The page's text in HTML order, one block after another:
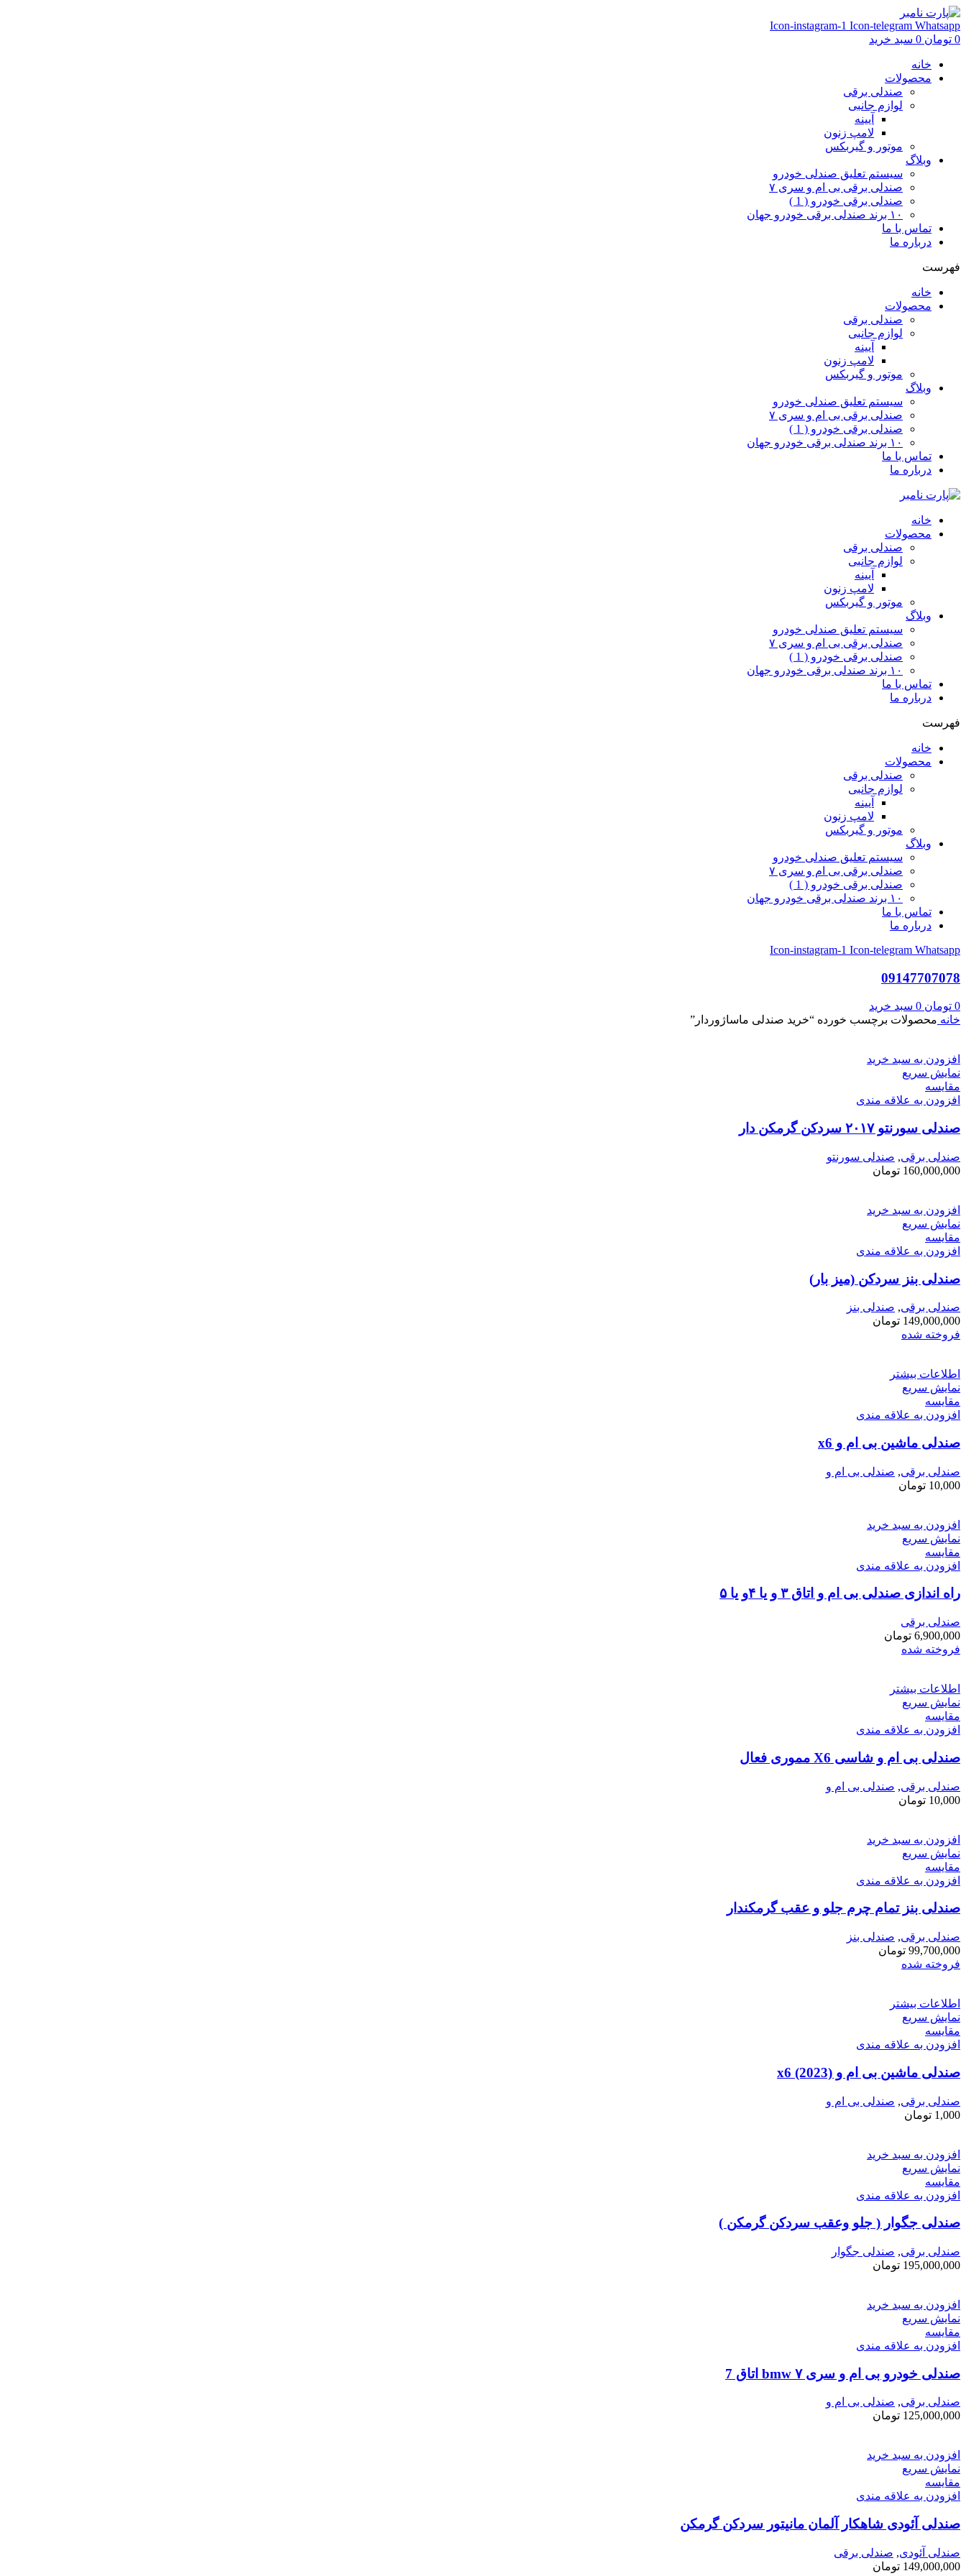
Icon-instagram-1 Icon-telegram Whatsapp
0 تومان 0 سبد خرید
خانه
محصولات
صندلی برقی
لوازم جانبی
آیینه
لامپ زنون
موتور و گیربکس
وبلاگ
سیستم تعلیق صندلی خودرو
صندلی برقی بی ام و سری ۷
صندلی برقی خودرو ( 1 )
۱۰ برند صندلی برقی خودرو جهان
تماس با ما
درباره ما
فهرست
خانه
محصولات
صندلی برقی
لوازم جانبی
آیینه
لامپ زنون
موتور و گیربکس
وبلاگ
سیستم تعلیق صندلی خودرو
صندلی برقی بی ام و سری ۷
صندلی برقی خودرو ( 1 )
۱۰ برند صندلی برقی خودرو جهان
تماس با ما
درباره ما
خانه
محصولات
صندلی برقی
لوازم جانبی
آیینه
لامپ زنون
موتور و گیربکس
وبلاگ
سیستم تعلیق صندلی خودرو
صندلی برقی بی ام و سری ۷
صندلی برقی خودرو ( 1 )
۱۰ برند صندلی برقی خودرو جهان
تماس با ما
درباره ما
فهرست
خانه
محصولات
صندلی برقی
لوازم جانبی
آیینه
لامپ زنون
موتور و گیربکس
وبلاگ
سیستم تعلیق صندلی خودرو
صندلی برقی بی ام و سری ۷
صندلی برقی خودرو ( 1 )
۱۰ برند صندلی برقی خودرو جهان
تماس با ما
درباره ما
Icon-instagram-1 Icon-telegram Whatsapp
09147707078
0 تومان 0 سبد خرید
خانه محصولات برچسب خورده “خرید صندلی ماساژوردار”
افزودن به سبد خرید
نمایش سریع
مقايسه
افزودن به علاقه مندی
صندلی سورنتو ۲۰۱۷ سردکن گرمکن دار
صندلی برقی, صندلی سورنتو
160,000,000 تومان
افزودن به سبد خرید
نمایش سریع
مقايسه
افزودن به علاقه مندی
صندلی بنز سردکن (میز بار)
صندلی برقی, صندلی بنز
149,000,000 تومان
فروخته شده
اطلاعات بیشتر
نمایش سریع
مقايسه
افزودن به علاقه مندی
صندلی ماشین بی ام و x6
صندلی برقی, صندلی بی ام و
10,000 تومان
افزودن به سبد خرید
نمایش سریع
مقايسه
افزودن به علاقه مندی
راه اندازی صندلی بی ام و اتاق ۳ و یا ۴و یا ۵
صندلی برقی
6,900,000 تومان
فروخته شده
اطلاعات بیشتر
نمایش سریع
مقايسه
افزودن به علاقه مندی
صندلی بی ام و شاسی X6 مموری فعال
صندلی برقی, صندلی بی ام و
10,000 تومان
افزودن به سبد خرید
نمایش سریع
مقايسه
افزودن به علاقه مندی
صندلی بنز تمام چرم جلو و عقب گرمکندار
صندلی برقی, صندلی بنز
99,700,000 تومان
فروخته شده
اطلاعات بیشتر
نمایش سریع
مقايسه
افزودن به علاقه مندی
صندلی ماشین بی ام و x6 (2023)
صندلی برقی, صندلی بی ام و
1,000 تومان
افزودن به سبد خرید
نمایش سریع
مقايسه
افزودن به علاقه مندی
صندلی جگوار ( جلو وعقب سردکن گرمکن )
صندلی برقی, صندلی جگوار
195,000,000 تومان
افزودن به سبد خرید
نمایش سریع
مقايسه
افزودن به علاقه مندی
صندلی خودرو بی ام و سری ۷ bmw اتاق ‌7
صندلی برقی, صندلی بی ام و
125,000,000 تومان
افزودن به سبد خرید
نمایش سریع
مقايسه
افزودن به علاقه مندی
صندلی آئودی شاهکار آلمان مانیتور سردکن گرمکن
صندلی آئودی, صندلی برقی
149,000,000 تومان